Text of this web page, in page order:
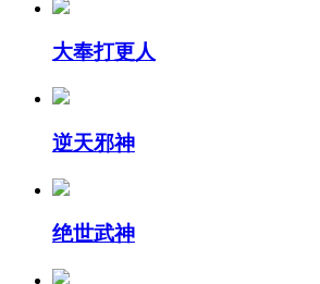
大奉打更人
逆天邪神
绝世武神